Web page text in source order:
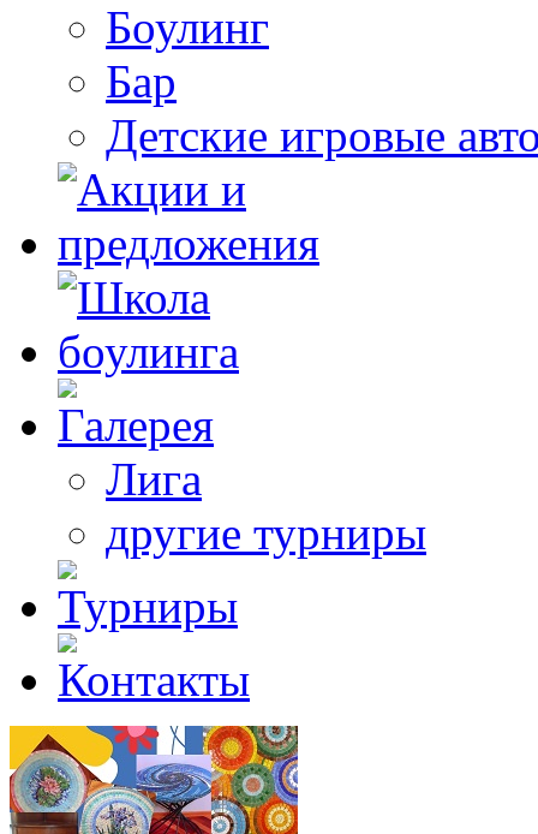
Боулинг
Бар
Детские игровые
Лига
другие турниры